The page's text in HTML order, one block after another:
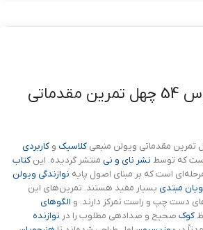
کتاب ولفارت اپوس 54 چهل تمرین مقدماتی
کلاسیک و کاربردی
که توسط نشر نای و نی منتشر گردیده. این کتاب
است که بر مبنای اصول پایه نوازندگی ویولن
مبتدی بسیار مفید هستند. تمرین‌های این
دست چپ و راست تمرکز دارند. و الگوهای
کوک صحیح و صدادهی مطلوب را در نوازنده